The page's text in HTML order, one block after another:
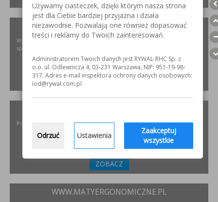
XIRIS.PL
Wysoce wyspecjalizowane kamery spawalnicze do badania jakości
spoin spawalniczych
ZOBACZ
Polski producent materiałów ściernych dla przemysłu
ZOBACZ
WWW.MATYERGONOMICZNE.PL
Używamy ciasteczek, dzięki którym nasza strona
jest dla Ciebie bardziej przyjazna i działa
niezawodnie. Pozwalają one również dopasować
treści i reklamy do Twoich zainteresowań.
Administratorem Twoich danych jest RYWAL-RHC Sp. z
o.o. ul. Odlewnicza 4, 03-231 Warszawa, NIP: 951-19-98-
317. Adres e-mail inspektora ochrony danych osobowych:
iod@rywal.com.pl
Odrzuć Ustawienia
Zaakceptuj
wszystkie